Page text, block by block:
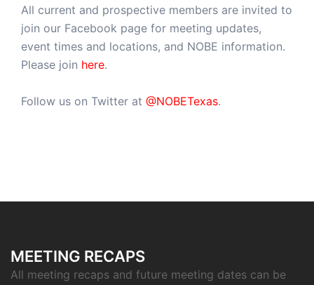
All current and prospective members are invited to
join our Facebook page for meeting updates,
event times and locations, and NOBE information.
Please join here.
Follow us on Twitter at @NOBETexas.
MEETING RECAPS
All meeting recaps and future meeting dates can be